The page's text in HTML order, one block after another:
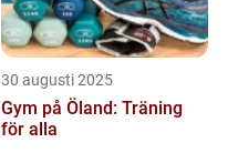
30 augusti 2025
Gym på Öland: Träning
för alla